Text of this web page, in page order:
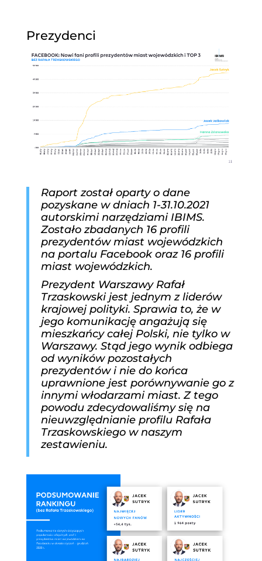
Prezydenci
Raport został oparty o dane
pozyskane w dniach 1-31.10.2021
autorskimi narzędziami IBIMS.
Zostało zbadanych 16 profili
prezydentów miast wojewódzkich
na portalu Facebook oraz 16 profili
miast wojewódzkich.
Prezydent Warszawy Rafał
Trzaskowski jest jednym z liderów
krajowej polityki. Sprawia to, że w
jego komunikację angażują się
mieszkańcy całej Polski, nie tylko w
Warszawy. Stąd jego wynik odbiega
od wyników pozostałych
prezydentów i nie do końca
uprawnione jest porównywanie go z
innymi włodarzami miast. Z tego
powodu zdecydowaliśmy się na
nieuwzględnianie profilu Rafała
Trzaskowskiego w naszym
zestawieniu.